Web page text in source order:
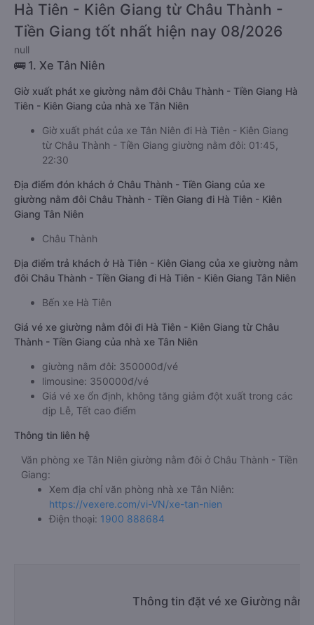
Hà Tiên - Kiên Giang từ Châu Thành -
Tiền Giang tốt nhất hiện nay 08/2026
null
🚌 1. Xe Tân Niên
Giờ xuất phát xe giường nằm đôi Châu Thành - Tiền Giang Hà
Tiên - Kiên Giang của nhà xe Tân Niên
Giờ xuất phát của xe Tân Niên đi Hà Tiên - Kiên Giang
từ Châu Thành - Tiền Giang giường nằm đôi: 01:45,
22:30
Địa điểm đón khách ở Châu Thành - Tiền Giang của xe
giường nằm đôi Châu Thành - Tiền Giang đi Hà Tiên - Kiên
Giang Tân Niên
Châu Thành
Địa điểm trả khách ở Hà Tiên - Kiên Giang của xe giường nằm
đôi Châu Thành - Tiền Giang đi Hà Tiên - Kiên Giang Tân Niên
Bến xe Hà Tiên
Giá vé xe giường nằm đôi đi Hà Tiên - Kiên Giang từ Châu
Thành - Tiền Giang của nhà xe Tân Niên
giường nằm đôi: 350000đ/vé
limousine: 350000đ/vé
Giá vé xe ổn định, không tăng giảm đột xuất trong các
dịp Lễ, Tết cao điểm
Thông tin liên hệ
Văn phòng xe Tân Niên giường nằm đôi ở Châu Thành - Tiền
Giang:
Xem địa chỉ văn phòng nhà xe Tân Niên:
https://vexere.com/vi-VN/xe-tan-nien
Điện thoại: 1900 888684
Thông tin đặt vé xe Giường nằm